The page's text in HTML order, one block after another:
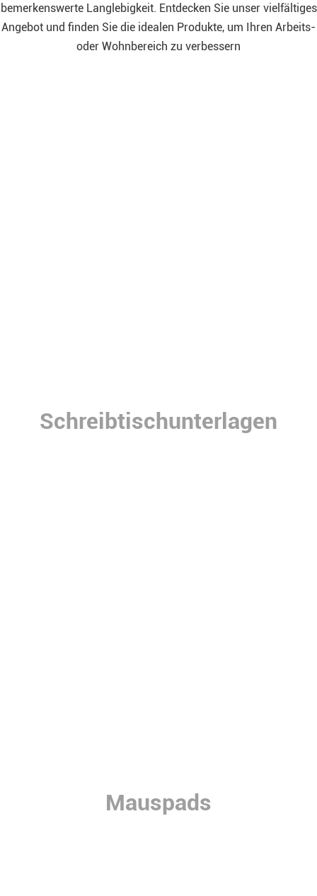
bemerkenswerte Langlebigkeit. Entdecken Sie unser vielfältiges
Angebot und finden Sie die idealen Produkte, um Ihren Arbeits-
oder Wohnbereich zu verbessern
Schreibtischunterlagen
Mauspads